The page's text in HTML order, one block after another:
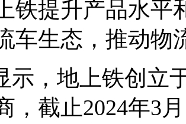
铁提升产品水平
车生态，推动物
示，地上铁创立
，截止2024年3